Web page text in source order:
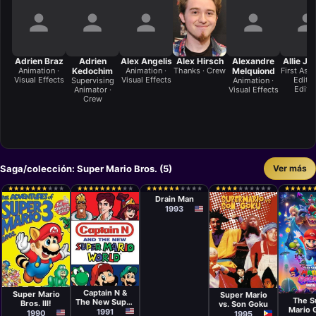
Adrien Braz
Animation ·
Visual Effects
Adrien
Kedochim
Supervising
Animator ·
Crew
Alex Angelis
Animation ·
Visual Effects
Alex Hirsch
Thanks · Crew
Alexandre
Melquiond
Animation ·
Visual Effects
Allie J.
First
Editor
Saga/colección: Super Mario Bros. (5) Ver más
★
★★
★★
★★
★★
★★
★★
★★
★ ★
★ ★
★
Serie
Super Mario
Bros. III!
1990
★
★★
★★
★★
★★
★★
★★
★★
★★
★ ★
★
Serie
Captain N &
The New Super
Mario World
1991
★
★★
★★
★★
★★
★★
★ ★
★ ★
★ ★
★ ★
★
Annabel
Jankel, Rocky
Morton
Drain Man
1993
★
★★
★★
★★
★★
★ ★
★ ★
★ ★
★ ★
★ ★
★
Película
Bibs Austria
Super Mario
vs. Son Goku
★
★★
★★
★★
★★
★
Pierre
The
Mario